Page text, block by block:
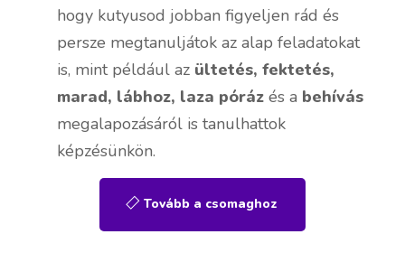
hogy kutyusod jobban figyeljen rád és
persze megtanuljátok az alap feladatokat
is, mint például az ültetés, fektetés,
marad, lábhoz, laza póráz és a behívás
megalapozásáról is tanulhattok
képzésünkön.
Tovább a csomaghoz